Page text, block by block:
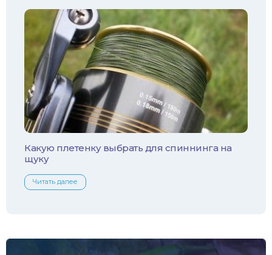
Чехонь
Какую плетенку выбрать для спиннинга на
щуку
Читать далее